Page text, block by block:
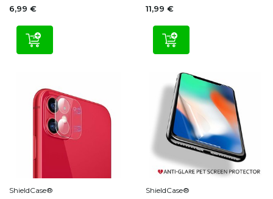
6,99 € 11,99 €
ShieldCase® ShieldCase®